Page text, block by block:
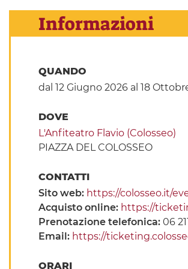
Informazioni
QUANDO
dal 12 Giugno 2026al 18
DOVE
L'Anfiteatro Flavio (Colosseo)
PIAZZA DEL COLOSSEO
CONTATTI
Sito web: https://colosseo.it/
Acquisto online: https://
Prenotazione telefonica: 06
Email: https://
ORARI